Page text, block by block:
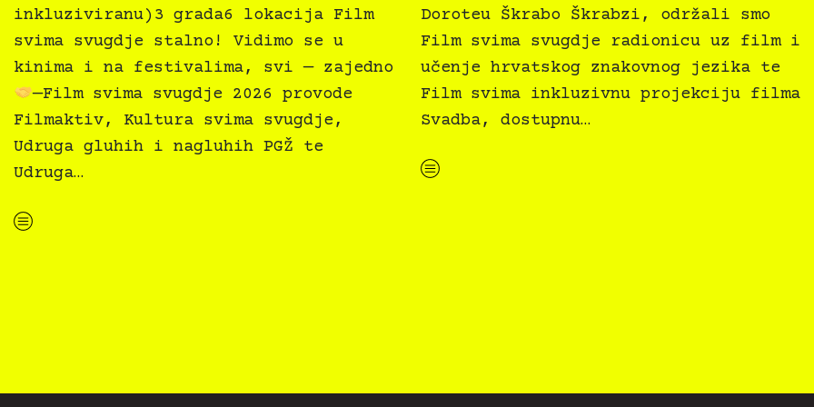
inkluziviranu)3 grada6 lokacija Film
svima svugdje stalno! Vidimo se u
kinima i na festivalima, svi — zajedno
—Film svima svugdje 2026 provode
Filmaktiv, Kultura svima svugdje,
Udruga gluhih i nagluhih PGŽ te
Udruga…
“Film svima u akciji — novoj akciji inkluziviranja”
Doroteu Škrabo Škrabzi, održali smo
Film svima svugdje radionicu uz film i
učenje hrvatskog znakovnog jezika te
Film svima inkluzivnu projekciju filma
Svadba, dostupnu…
“Filmaktiv i Kultura svima svugdje na Slowmotionu u Opatiji”